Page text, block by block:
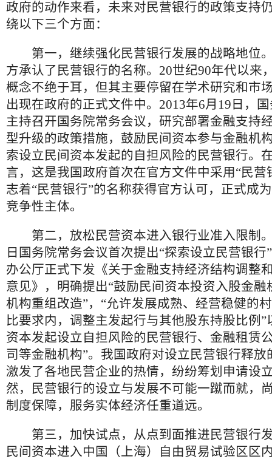
政府的动作来看，未来对民营银行的政策支持
绕以下三个方面：
第一，继续强化民营银行发展的战略地位
方承认了民营银行的名称。20世纪90年代以来
概念不绝于耳，但其主要停留在学术研究和市
出现在政府的正式文件中。2013年6月19日，
主持召开国务院常务会议，研究部署金融支持
型升级的政策措施，鼓励民间资本参与金融机
索设立民间资本发起的自担风险的民营银行。
言，这是我国政府首次在官方文件中采用“民营
志着“民营银行”的名称获得官方认可，正式成
竞争性主体。
第二，放松民营资本进入银行业准入限制。
日国务院常务会议首次提出“探索设立民营银行
办公厅正式下发《关于金融支持经济结构调整
意见》，明确提出“鼓励民间资本投资入股金融
机构重组改造”，“允许发展成熟、经营稳健的
比要求内，调整主发起行与其他股东持股比例”
资本发起设立自担风险的民营银行、金融租赁
司等金融机构”。我国政府对设立民营银行释放
激发了各地民营企业的热情，纷纷筹划申请设
然，民营银行的设立与发展不可能一蹴而就，
制度保障，服务实体经济任重道远。
第三，加快试点，从点到面推进民营银行
民间资本进入中国（上海）自由贸易试验区区